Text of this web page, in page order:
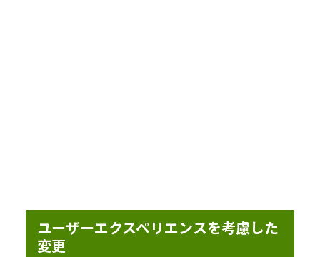
ユーザーエクスペリエンスを考慮した
変更